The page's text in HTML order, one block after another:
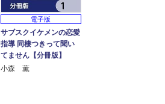
電子版
サブスクイケメンの恋愛
指導 同棲つきって聞い
てません【分冊版】
小森 薫